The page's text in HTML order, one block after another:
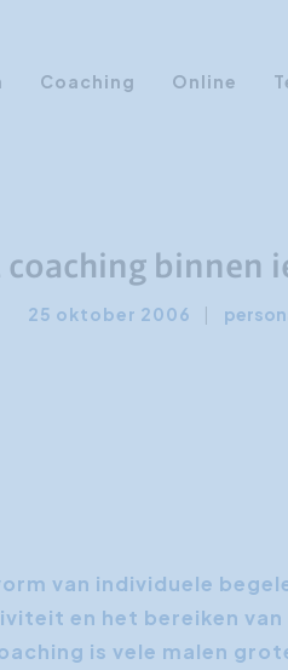
Sales Training
Leiderschap Training
Klantgerichtheid
Social Media Training
HR opleidingen
Coaching Online
coaching binnen
25 oktober 2006 |
van individuele
en het bereiken
is vele malen